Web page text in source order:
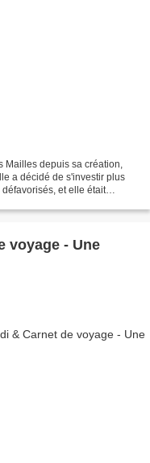
Mailles depuis sa création,
a décidé de s'investir plus
et elle était
voyage - Une